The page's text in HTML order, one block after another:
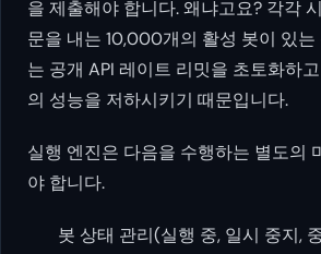
을 제출해야 합니다. 왜냐고요? 각각
문을 내는 10,000개의 활성 봇이 있는
는 공개 API 레이트 리밋을 초토화하
의 성능을 저하시키기 때문입니다.
실행 엔진은 다음을 수행하는 별도의
야 합니다.
봇 상태 관리(실행 중, 일시 중지,